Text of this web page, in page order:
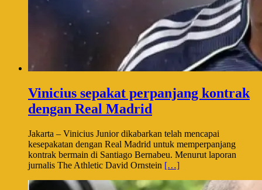
Vinicius sepakat perpanjang kontrak
dengan Real Madrid
Jakarta – Vinicius Junior dikabarkan telah mencapai
kesepakatan dengan Real Madrid untuk memperpanjang
kontrak bermain di Santiago Bernabeu. Menurut laporan
jurnalis The Athletic David Ornstein […]